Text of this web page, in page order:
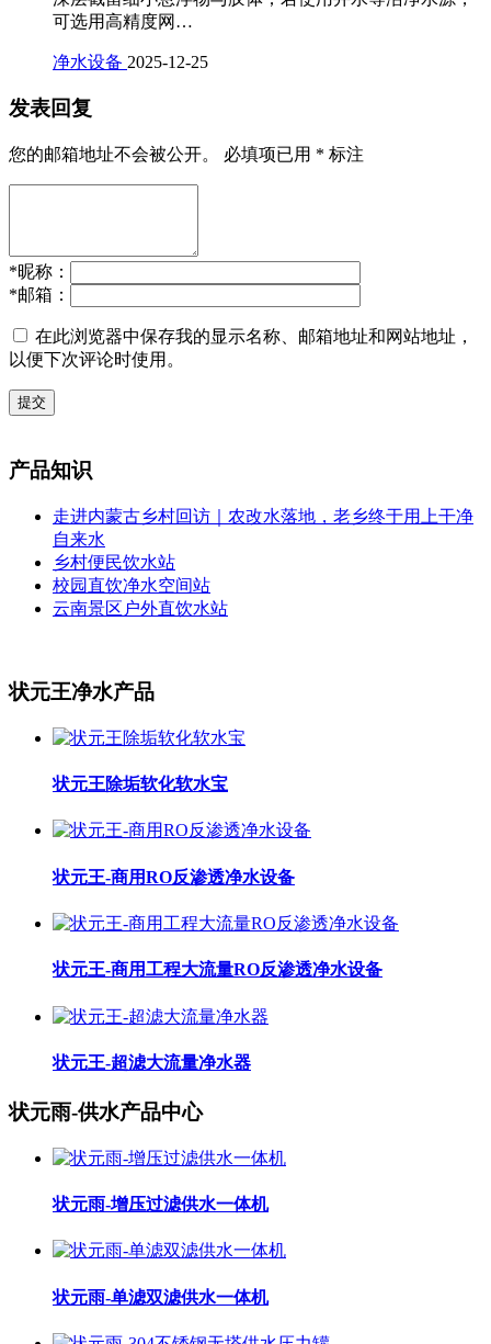
可选用高精度网…
净水设备 2025-12-25
发表回复
您的邮箱地址不会被公开。 必填项已用 * 标注
*昵称：
*邮箱：
在此浏览器中保存我的显示名称、邮箱地址和网站地址，
以便下次评论时使用。
提交
产品知识
走进内蒙古乡村回访｜农改水落地，老乡终于用上干净
自来水
乡村便民饮水站
校园直饮净水空间站
云南景区户外直饮水站
状元王净水产品
状元王除垢软化软水宝
状元王-商用RO反渗透净水设备
状元王-商用工程大流量RO反渗透净水设备
状元王-超滤大流量净水器
状元雨-供水产品中心
状元雨-增压过滤供水一体机
状元雨-单滤双滤供水一体机